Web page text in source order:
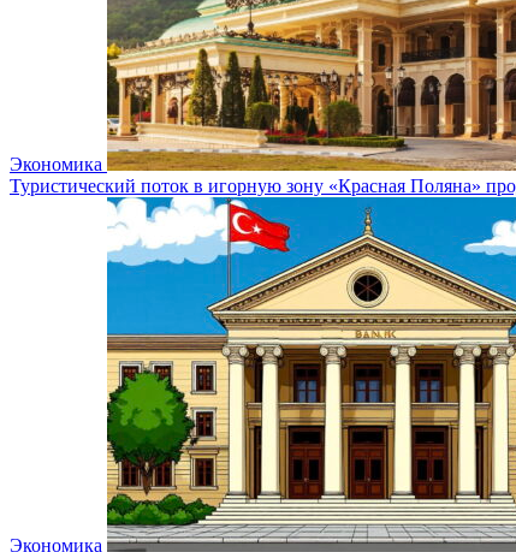
Экономика
Туристический поток в игорную зону «Красная Поляна»
Экономика